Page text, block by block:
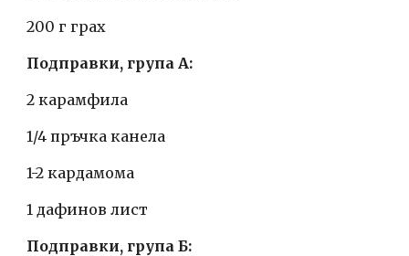
200 г грах
Подправки, група А:
2 карамфила
1/4 пръчка канела
1-2 кардамома
1 дафинов лист
Подправки, група Б: